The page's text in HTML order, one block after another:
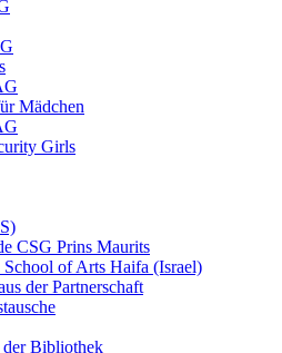
Mädchen
Girls
CSG Prins Maurits
of Arts Haifa (Israel)
der Partnerschaft
der Bibliothek